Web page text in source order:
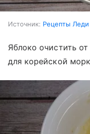
Источник: Рецепты Леди
Яблоко очистить
для корейской